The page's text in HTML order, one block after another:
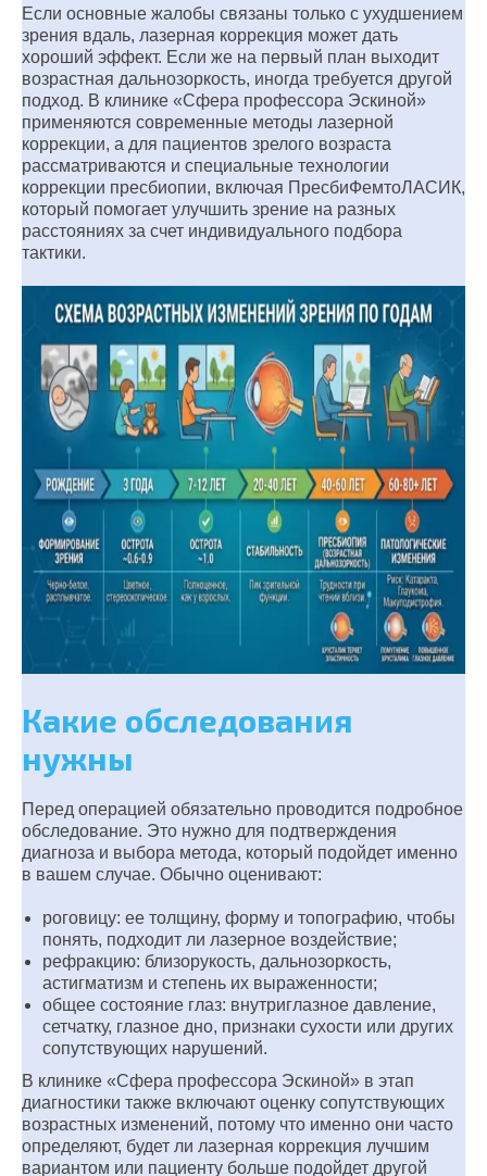
Если основные жалобы связаны только с ухудшением
зрения вдаль, лазерная коррекция может дать
хороший эффект. Если же на первый план выходит
возрастная дальнозоркость, иногда требуется другой
подход. В клинике «Сфера профессора Эскиной»
применяются современные методы лазерной
коррекции, а для пациентов зрелого возраста
рассматриваются и специальные технологии
коррекции пресбиопии, включая ПресбиФемтоЛАСИК,
который помогает улучшить зрение на разных
расстояниях за счет индивидуального подбора
тактики.
Какие обследования
нужны
Перед операцией обязательно проводится подробное
обследование. Это нужно для подтверждения
диагноза и выбора метода, который подойдет именно
в вашем случае. Обычно оценивают:
роговицу: ее толщину, форму и топографию, чтобы
понять, подходит ли лазерное воздействие;
рефракцию: близорукость, дальнозоркость,
астигматизм и степень их выраженности;
общее состояние глаз: внутриглазное давление,
сетчатку, глазное дно, признаки сухости или других
сопутствующих нарушений.
В клинике «Сфера профессора Эскиной» в этап
диагностики также включают оценку сопутствующих
возрастных изменений, потому что именно они часто
определяют, будет ли лазерная коррекция лучшим
вариантом или пациенту больше подойдет другой